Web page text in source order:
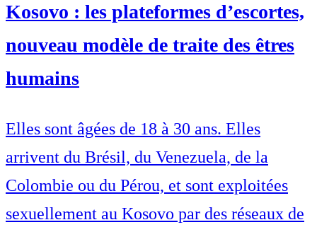
Kosovo : les plateformes d’escortes,
nouveau modèle de traite des êtres
humains
Elles sont âgées de 18 à 30 ans. Elles
arrivent du Brésil, du Venezuela, de la
Colombie ou du Pérou, et sont exploitées
sexuellement au Kosovo par des réseaux de